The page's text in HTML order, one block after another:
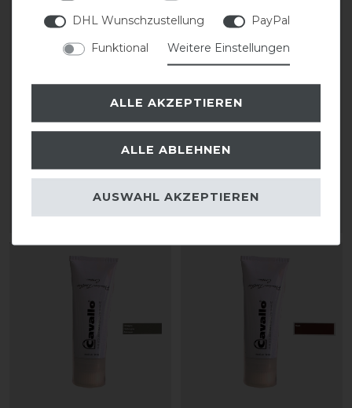
CAVALLO Care Creme
Schuhcreme 75 ml
9,90 € *
| 132,00 € / Liter
ARTIKEL MERKEN
Stassek Equifix Faulpelz
Lederpflege easy-care
43,80 € *
2 Liter | 21,90 € / Liter
ARTIKEL MERKEN
DHL Wunschzustellung
PayPal
Funktional
Weitere Einstellungen
ALLE AKZEPTIEREN
ALLE ABLEHNEN
AUSWAHL AKZEPTIEREN